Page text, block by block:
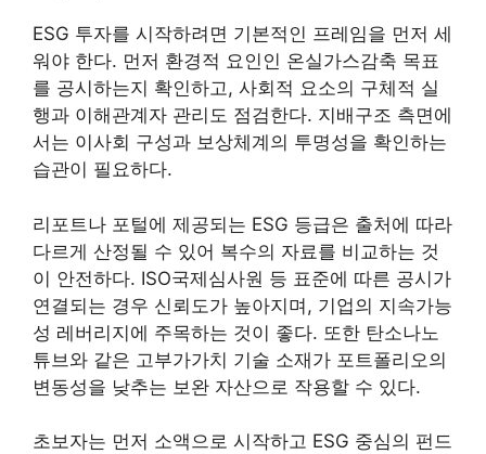
ESG 투자를 시작하려면 기본적인 프레임을 먼저 세
워야 한다. 먼저 환경적 요인인 온실가스감축 목표
를 공시하는지 확인하고, 사회적 요소의 구체적 실
행과 이해관계자 관리도 점검한다. 지배구조 측면에
서는 이사회 구성과 보상체계의 투명성을 확인하는
습관이 필요하다.
리포트나 포털에 제공되는 ESG 등급은 출처에 따라
다르게 산정될 수 있어 복수의 자료를 비교하는 것
이 안전하다. ISO국제심사원 등 표준에 따른 공시가
연결되는 경우 신뢰도가 높아지며, 기업의 지속가능
성 레버리지에 주목하는 것이 좋다. 또한 탄소나노
튜브와 같은 고부가가치 기술 소재가 포트폴리오의
변동성을 낮추는 보완 자산으로 작용할 수 있다.
초보자는 먼저 소액으로 시작하고 ESG 중심의 펀드